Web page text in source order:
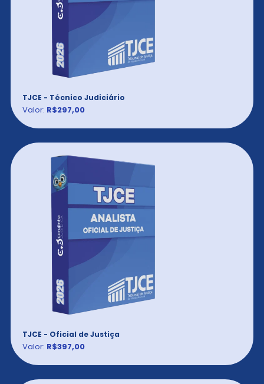
TJCE - Técnico Judiciário
Valor: R$297,00
TJCE - Oficial de Justiça
Valor: R$397,00